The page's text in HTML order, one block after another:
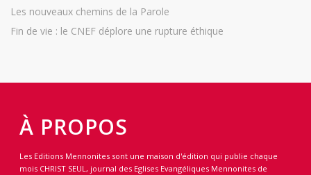
Les nouveaux chemins de la Parole
Fin de vie : le CNEF déplore une rupture éthique
À PROPOS
Les Editions Mennonites sont une maison d'édition qui publie chaque
mois CHRIST SEUL, journal des Eglises Evangéliques Mennonites de